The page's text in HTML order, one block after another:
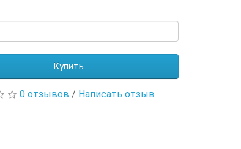
Купить
0 отзывов / Написать отзыв